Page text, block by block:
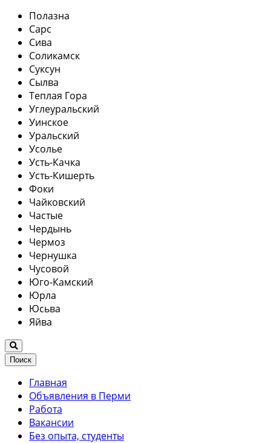
Полазна
Сарс
Сива
Соликамск
Суксун
Сылва
Теплая Гора
Углеуральский
Уинское
Уральский
Усолье
Усть-Качка
Усть-Кишерть
Фоки
Чайковский
Частые
Чердынь
Чермоз
Чернушка
Чусовой
Юго-Камский
Юрла
Юсьва
Яйва
Поиск
Главная
Объявления в Перми
Работа
Вакансии
Без опыта, студенты